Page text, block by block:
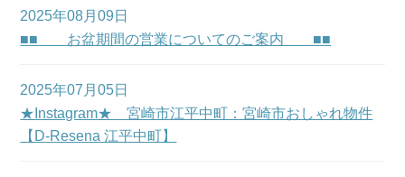
2025年08月09日
■■ お盆期間の営業についてのご案内 ■■
2025年07月05日
★Instagram★ 宮崎市江平中町：宮崎市おしゃれ物件
【D-Resena 江平中町】